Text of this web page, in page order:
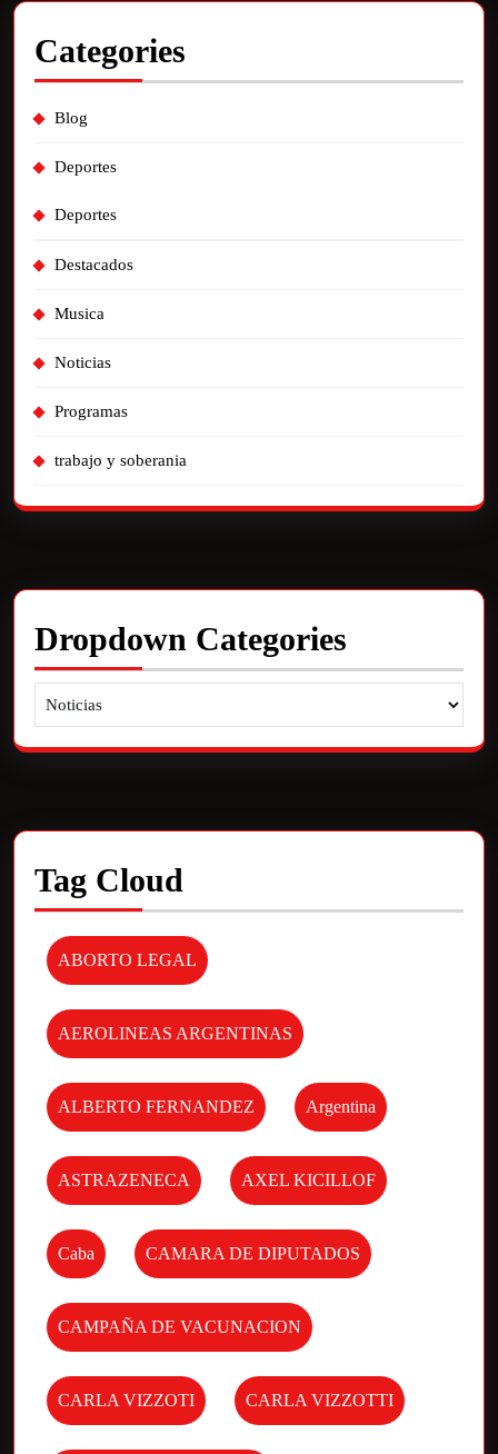
Categories
Blog
Deportes
Deportes
Destacados
Musica
Noticias
Programas
trabajo y soberania
Dropdown Categories
Tag Cloud
ABORTO LEGAL
AEROLINEAS ARGENTINAS
ALBERTO FERNANDEZ Argentina
ASTRAZENECA AXEL KICILLOF
Caba CAMARA DE DIPUTADOS
CAMPAÑA DE VACUNACION
CARLA VIZZOTI CARLA VIZZOTTI